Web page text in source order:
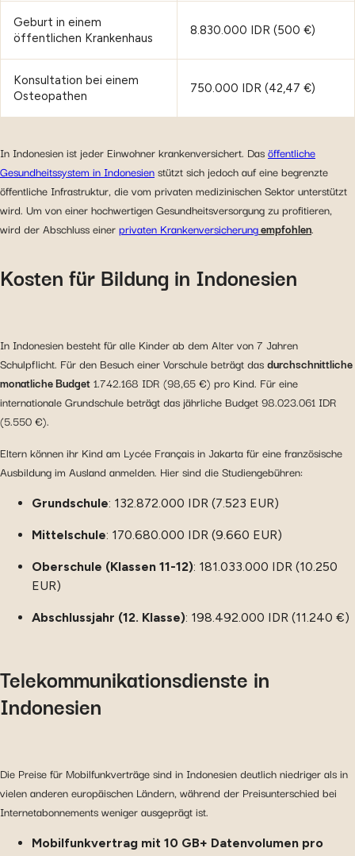
Geburt in einem
öffentlichen Krankenhaus
8.830.000 IDR (500 €)
Konsultation bei einem
Osteopathen
750.000 IDR (42,47 €)
In Indonesien ist jeder Einwohner krankenversichert. Dasöffentliche
Gesundheitssystem in Indonesienstützt sich jedoch auf eine begrenzte
öffentliche Infrastruktur, die vom privaten medizinischen Sektor unterstützt
wird. Um von einer hochwertigen Gesundheitsversorgung zu profitieren,
wird der Abschluss einerprivaten Krankenversicherungempfohlen.
Kosten für Bildung in Indonesien
In Indonesien besteht für alle Kinder ab dem Alter von 7 Jahren
Schulpflicht. Für den Besuch einer Vorschule beträgt dasdurchschnittliche
monatliche Budget1.742.168 IDR (98,65 €) pro Kind. Für eine
internationale Grundschule beträgt das jährliche Budget 98.023.061 IDR
(5.550 €).
Eltern können ihr Kind am Lycée Français in Jakarta für eine französische
Ausbildung im Ausland anmelden. Hier sind die Studiengebühren:
Grundschule: 132.872.000 IDR (7.523 EUR)
Mittelschule: 170.680.000 IDR (9.660 EUR)
Oberschule (Klassen 11-12): 181.033.000 IDR (10.250
EUR)
Abschlussjahr (12. Klasse): 198.492.000 IDR (11.240 €)
Telekommunikationsdienste in
Indonesien
Die Preise für Mobilfunkverträge sind in Indonesien deutlich niedriger als in
vielen anderen europäischen Ländern, während der Preisunterschied bei
Internetabonnements weniger ausgeprägt ist.
Mobilfunkvertrag mit 10 GB+ Datenvolumen pro